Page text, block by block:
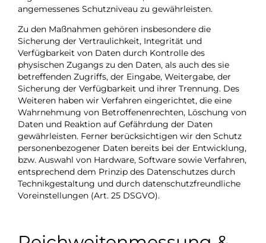
angemessenes Schutzniveau zu gewährleisten.
Zu den Maßnahmen gehören insbesondere die
Sicherung der Vertraulichkeit, Integrität und
Verfügbarkeit von Daten durch Kontrolle des
physischen Zugangs zu den Daten, als auch des sie
betreffenden Zugriffs, der Eingabe, Weitergabe, der
Sicherung der Verfügbarkeit und ihrer Trennung. Des
Weiteren haben wir Verfahren eingerichtet, die eine
Wahrnehmung von Betroffenenrechten, Löschung von
Daten und Reaktion auf Gefährdung der Daten
gewährleisten. Ferner berücksichtigen wir den Schutz
personenbezogener Daten bereits bei der Entwicklung,
bzw. Auswahl von Hardware, Software sowie Verfahren,
entsprechend dem Prinzip des Datenschutzes durch
Technikgestaltung und durch datenschutzfreundliche
Voreinstellungen (Art. 25 DSGVO).